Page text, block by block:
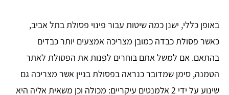
באופן כללי, ישנן כמה שיטות עבור פינוי פסולת בתל אביב,
כאשר פסולת כבדה כמובן מצריכה אמצעים יותר כבדים
בהתאם. אם למשל אתם בוחרים לפנות את הפסולת לאתר
הטמנה, סימן שמדובר כנראה בפסולת בניין אשר מצריכה גם
שינוע על ידי 2 אלמנטים עיקריים: מכולה וכן משאית אליה היא